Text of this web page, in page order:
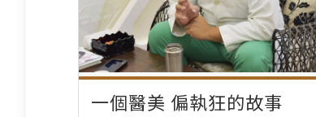
一個醫美 偏執狂的故事